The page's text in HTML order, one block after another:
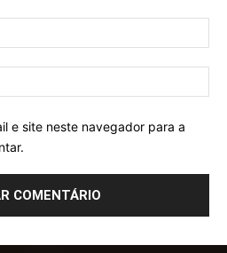
e site neste navegador para a